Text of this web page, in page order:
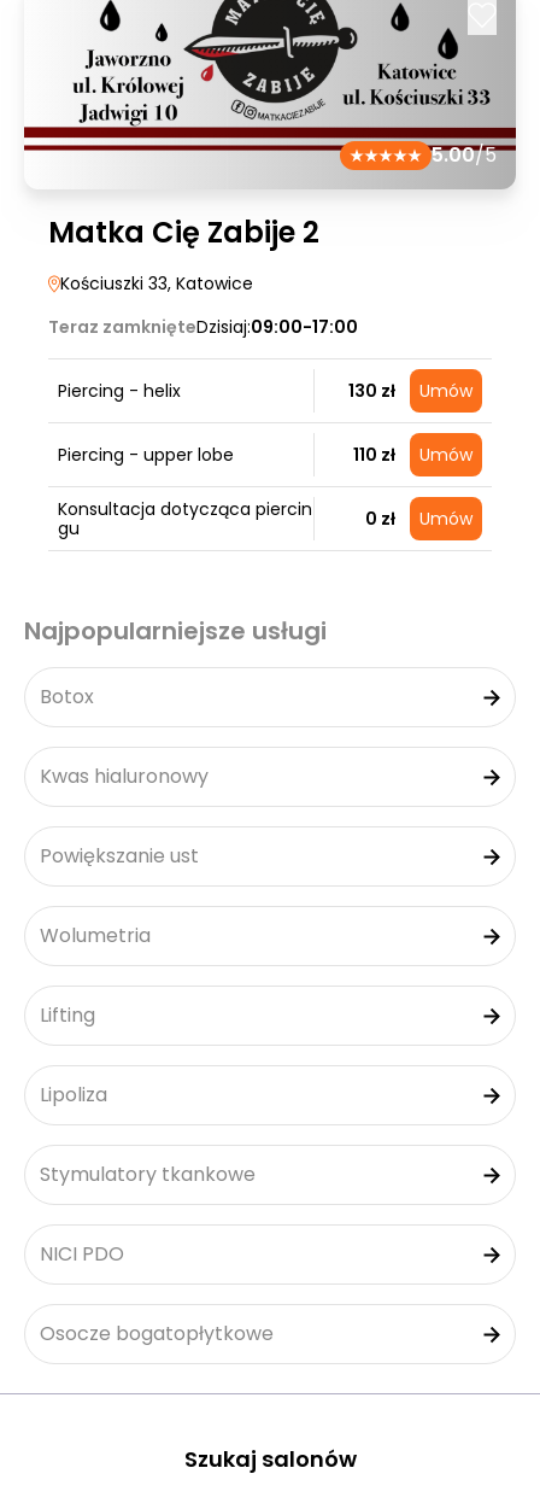
5.00/5
Matka Cię Zabije 2
Kościuszki 33, Katowice
Teraz zamknięteDzisiaj:09:00-17:00
Piercing - helix 130 zł Umów
Piercing - upper lobe 110 zł Umów
Konsultacja dotycząca piercin
gu
0 zł Umów
Najpopularniejsze usługi
Botox
Kwas hialuronowy
Powiększanie ust
Wolumetria
Lifting
Lipoliza
Stymulatory tkankowe
NICI PDO
Osocze bogatopłytkowe
Szukaj salonów